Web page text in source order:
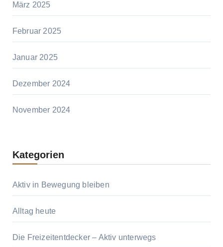
März 2025
Februar 2025
Januar 2025
Dezember 2024
November 2024
Kategorien
Aktiv in Bewegung bleiben
Alltag heute
Die Freizeitentdecker – Aktiv unterwegs